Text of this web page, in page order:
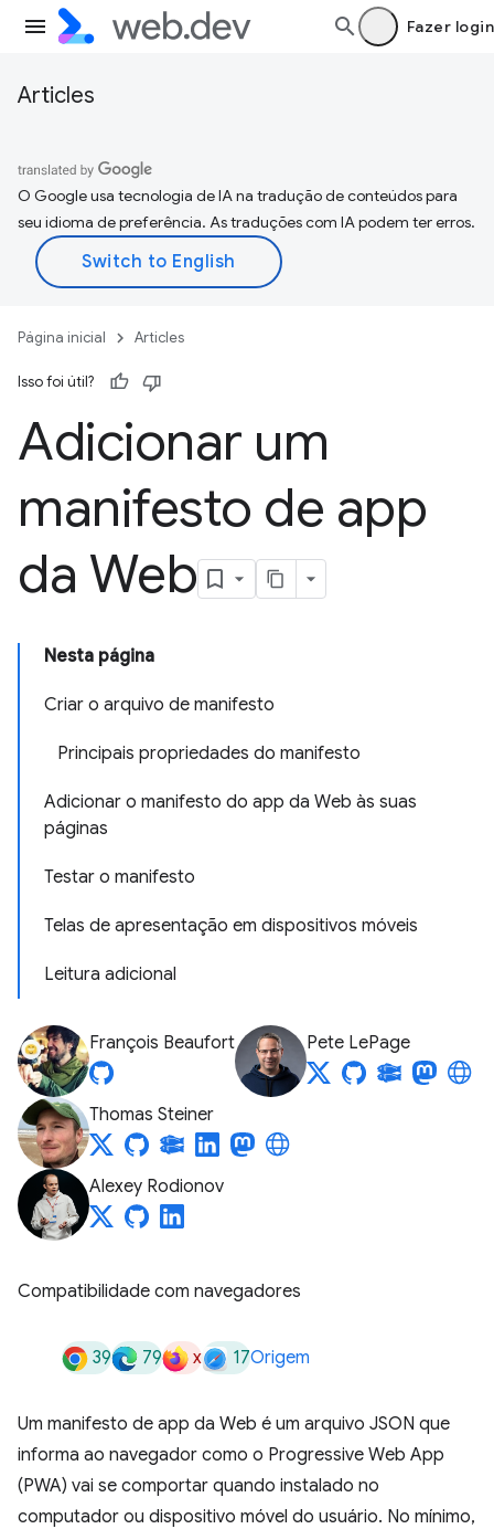
Fazer login
Articles
O Google usa tecnologia de IA na tradução de conteúdos para
seu idioma de preferência. As traduções com IA podem ter erros.
Página inicial Articles
Isso foi útil?
Adicionar um
manifesto de app
da Web
Nesta página
Criar o arquivo de manifesto
Principais propriedades do manifesto
Adicionar o manifesto do app da Web às suas
páginas
Testar o manifesto
Telas de apresentação em dispositivos móveis
Leitura adicional
François Beaufort Pete LePage
Thomas Steiner
Alexey Rodionov
Compatibilidade com navegadores
39 79 x 17Origem
Um manifesto de app da Web é um arquivo JSON que
informa ao navegador como o Progressive Web App
(PWA) vai se comportar quando instalado no
computador ou dispositivo móvel do usuário. No mínimo,